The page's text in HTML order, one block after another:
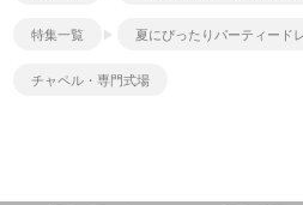
特集一覧 夏にぴったりパーティード
チャペル・専門式場